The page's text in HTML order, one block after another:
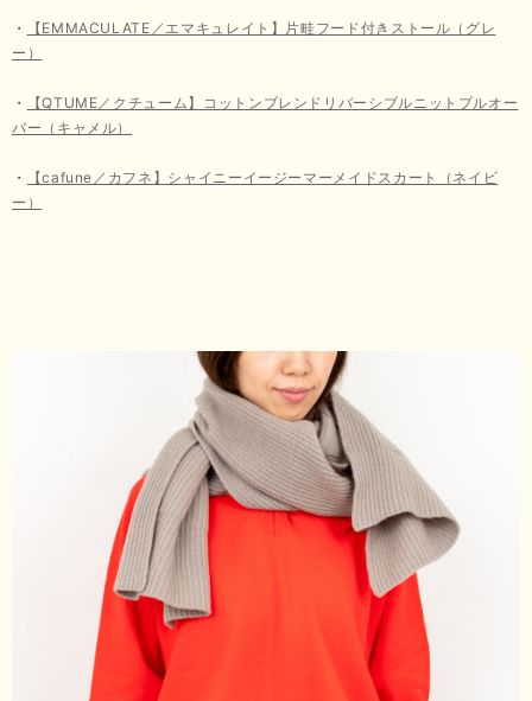
・
【EMMACULATE／エマキュレイト】片畦フード付きストール（グレ
ー）
・
【QTUME／クチューム】コットンブレンドリバーシブルニットプルオー
バー（キャメル）
・
【cafune／カフネ】シャイニーイージーマーメイドスカート（ネイビ
ー）